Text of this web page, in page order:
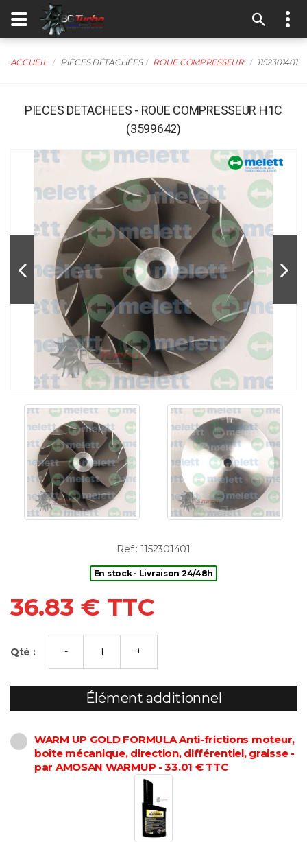
ACCUEIL PIÈCES DÉTACHÉES ROUE COMPRESSEUR 1152301401
PIECES DETACHEES - ROUE COMPRESSEUR H1C
(3599642)
Ref : 1152301401
En stock - Livraison 24/48h
36.83 € TTC
Qté :
Élément additionnel
WARM UP GOLD FORMULA Anti-frictions moteur,
boîte mécanique, direction, différentiel, graisse -
par AMOSAN WARMUP - 33.01 € TTC